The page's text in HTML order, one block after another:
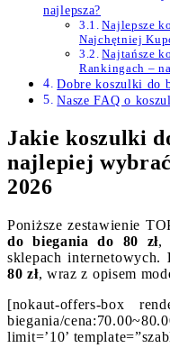
najlepsza?
Najlepsze
Najchętniej
Najtańsze
Rankingach –
Dobre koszulki do
Nasze FAQ o
Jakie koszulki
najlepiej
2026
Poniższe zestawienie
do biegania do 80 zł,
sklepach internetowych.
80 zł, wraz z opisem
[nokaut-offers-box
biegania/
limit=’10’